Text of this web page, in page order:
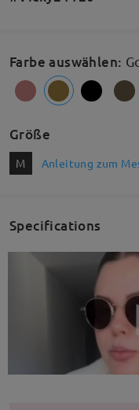
Farbe auswählen:
Größe
M Anleitung zum
Specifications